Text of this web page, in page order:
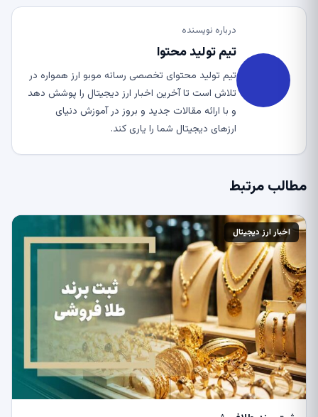
درباره نویسنده
تیم تولید محتوا
تیم تولید محتوای تخصصی رسانه موبو ارز همواره در
تلاش است تا آخرین اخبار ارز دیجیتال را پوشش دهد
و با ارائه مقالات جدید و بروز در آموزش دنیای
ارزهای دیجیتال شما را یاری کند.
مطالب مرتبط
اخبار ارز دیجیتال